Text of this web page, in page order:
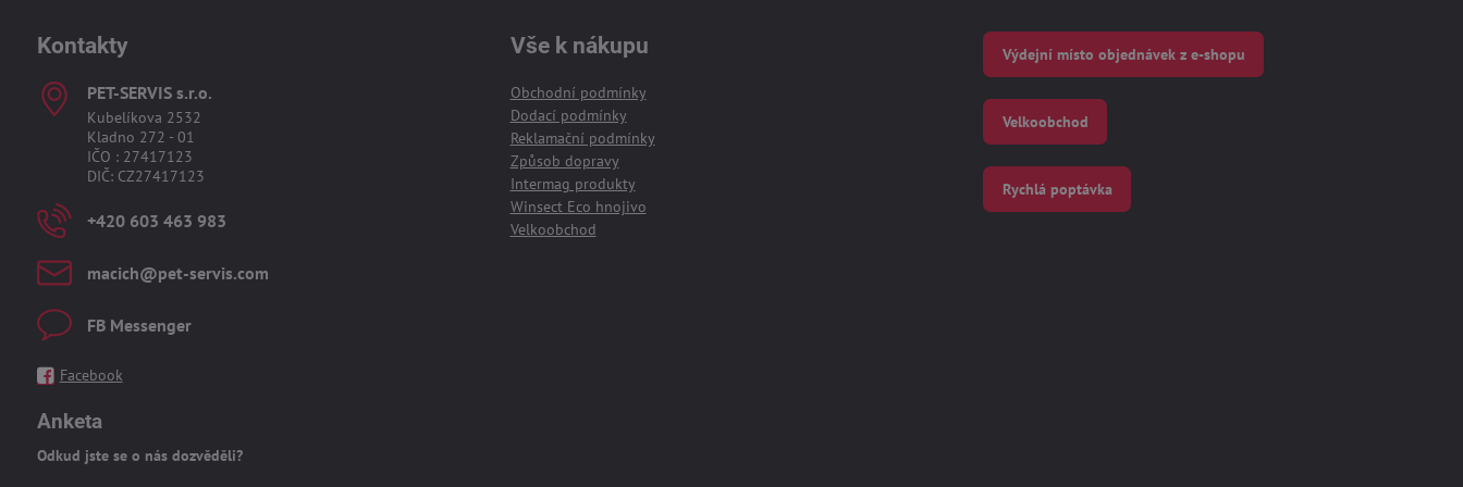
Kontakty
PET-SERVIS s​.r​.o​.
Kubelíkova 2532
Kladno 272 - 01
IČO : 27417123
DIČ: CZ27417123
+420 603 463 983
macich​@pet-servis​.com
FB Messenger
Facebook
Anketa
Odkud jste se o nás dozvěděli?
Vše k nákupu
Obchodní podmínky
Dodací podmínky
Reklamační podmínky
Způsob dopravy
Intermag produkty
Winsect Eco hnojivo
Velkoobchod
Výdejní místo objednávek z e-shopu
Velkoobchod
Rychlá poptávka